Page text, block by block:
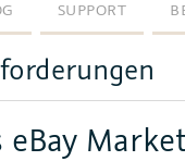
SUPPORT